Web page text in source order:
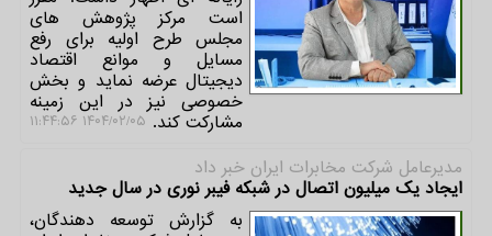
است مرکز پژوهش های
مجلس طرح اولیه برای رفع
مسایل و موانع اقتصاد
دیجیتال عرضه نماید و بخش
خصوصی نیز در این زمینه
مشارکت کند. ۱۴۰۴/۰۲/۰۵ ۱۱:۴۴:۵۶
مدیرعامل شركت مخابرات ایران خبر داد
ایجاد یک میلیون اتصال در شبکه فیبر نوری در سال جدید
به گزارش توسعه دهندگان،